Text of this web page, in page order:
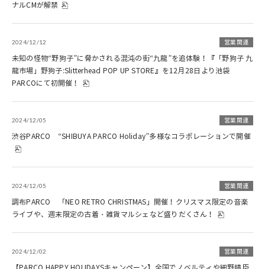
ナルCMが解禁
2024/12/12 営業関連
未知の怪物“野狗子”に脅かされる混沌の街“九龍”を追体験！『「野狗子 九
龍市場」野狗子:Slitterhead POP UP STORE』を12月28日より池袋
PARCOにて初開催！
2024/12/05 営業関連
渋谷PARCO “SHIBUYA PARCO Holiday”多様なコラボレーションで開催
2024/12/05 営業関連
調布PARCO 「NEO RETRO CHRISTMAS」開催！クリスマス限定の音楽
ライブや、週末限定の古着・雑貨マルシェなど盛りだくさん！
2024/12/02 営業関連